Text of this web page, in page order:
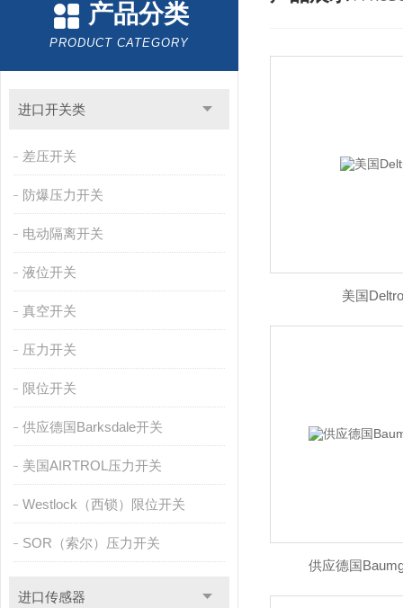
产品分类
PRODUCT CATEGORY
进口开关类
差压开关
防爆压力开关
电动隔离开关
液位开关
真空开关
压力开关
限位开关
供应德国Barksdale开关
美国AIRTROL压力开关
Westlock（西锁）限位开关
SOR（索尔）压力开关
进口传感器
美国
供应德国